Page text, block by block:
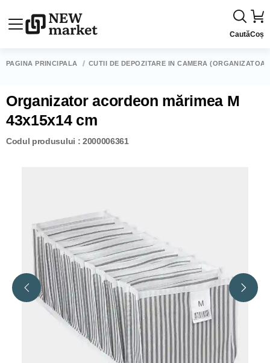
CautăCoș
PAGINA PRINCIPALĂ CUTII DE DEPOZITARE ÎN CAMERĂ
Organizator acordeon mărimea M
43x15x14 cm
Codul produsului : 2000006361